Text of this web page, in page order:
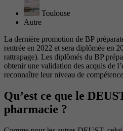
Toulouse
Autre
La dernière promotion de BP
rentrée en 2022 et sera diplômée en
rattrapage). Les diplômés du BP
obtenir une validation des acquis de
reconnaître leur niveau de
Qu’est ce que le
pharmacie ?